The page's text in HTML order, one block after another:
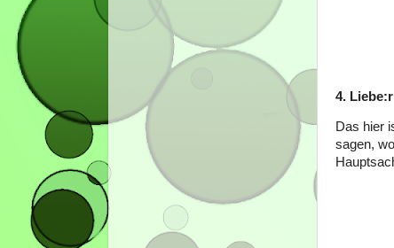
4.
Das hier
sagen,